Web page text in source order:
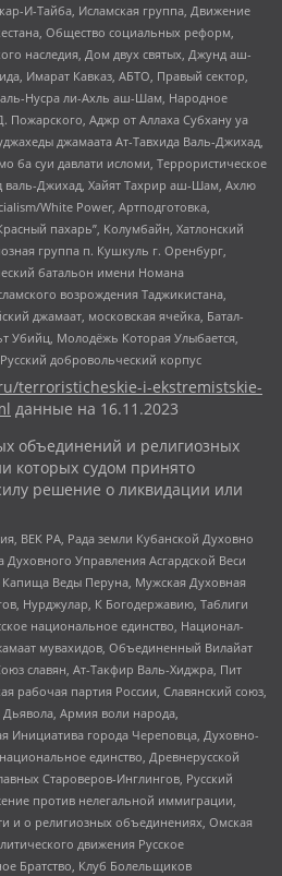
И-Тайба, Исламская группа, Движение
Общество социальных реформ,
наследия, Дом двух святых, Джунд аш-
Имарат Кавказ, АБТО, Правый сектор,
аль-Нусра ли-Ахль аш-Шам, Народное
Аджр от Аллаха Субхану уа
джамаата Ат-Тавхида Валь-Джихад,
ба суи давлати исломи, Террористическое
валь-Джихад, Хайят Тахрир аш-Шам, Ахлю
White Power, Артподготовка,
пахарь”, Колумбайн, Хатлонский
группа п. Кушкуль г. Оренбург,
батальон имени Номана
возрождения Таджикистана,
джамаат, московская ячейка, Батал-
Убийц, Молодёжь Которая Улыбается,
добровольческий корпус
terroristicheskie-i-ekstremistskie-
данные на 16.11.2023
объединений и религиозных
которых судом принято
решение о ликвидации или
ВЕК РА, Рада земли Кубанской Духовно
Управления Асгардской Веси
Веды Перуна, Мужская Духовная
Нурджулар, К Богодержавию, Таблиги
национальное единство, Национал-
мувахидов, Объединенный Вилайат
славян, Ат-Такфир Валь-Хиджра, Пит
рабочая партия России, Славянский союз,
Армия воли народа,
Инициатива города Череповца, Духовно-
единство, Древнерусской
Староверов-Инглингов, Русский
против нелегальной иммиграции,
и о религиозных объединениях, Омская
движения Русское
Братство, Клуб Болельщиков